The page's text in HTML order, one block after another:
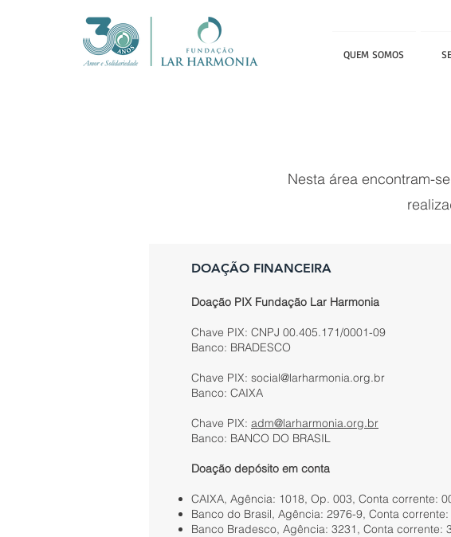
QUEM SOMOS
Nesta área encontram-
DOAÇÃO FINANCEIRA
Doação PIX Fundação Lar Harmonia
Chave PIX: CNPJ 00.405.171/0001-09
Banco: BRADESCO
Chave PIX: social@larharmonia.org.br
Banco: CAIXA
Chave PIX: adm@larharmonia.org.br
Banco: BANCO DO BRASIL
Doação depósito em conta
CAIXA, Agência: 1018, Op. 003, Conta corrente:
Banco do Brasil, Agência: 2976-9, Conta corrente:
Banco Bradesco, Agência: 3231, Conta corrente: